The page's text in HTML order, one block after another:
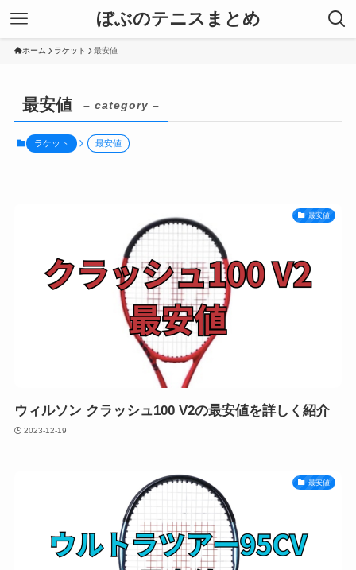
ぼぶのテニスまとめ
ホーム ラケット 最安値
最安値 – category –
ラケット 最安値
最安値
ウィルソン クラッシュ100 V2の最安値を詳しく紹介
2023-12-19
最安値